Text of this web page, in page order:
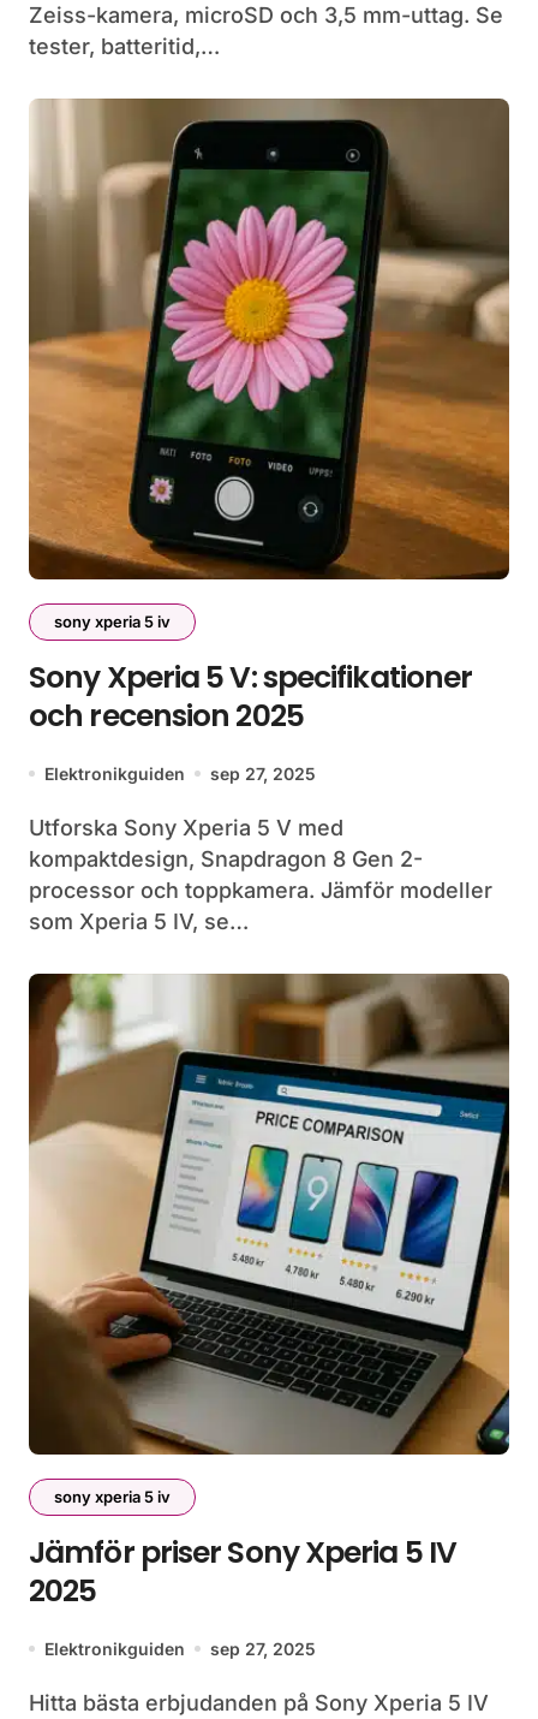
Zeiss-kamera, microSD och 3,5 mm-uttag. Se
tester, batteritid,…
sony xperia 5 iv
Sony Xperia 5 V: specifikationer
och recension 2025
Elektronikguiden sep 27, 2025
Utforska Sony Xperia 5 V med
kompaktdesign, Snapdragon 8 Gen 2-
processor och toppkamera. Jämför modeller
som Xperia 5 IV, se…
sony xperia 5 iv
Jämför priser Sony Xperia 5 IV
2025
Elektronikguiden sep 27, 2025
Hitta bästa erbjudanden på Sony Xperia 5 IV